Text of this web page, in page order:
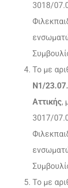
3018/
Το με
Ν1/
Αττικής,
3017/
Το με